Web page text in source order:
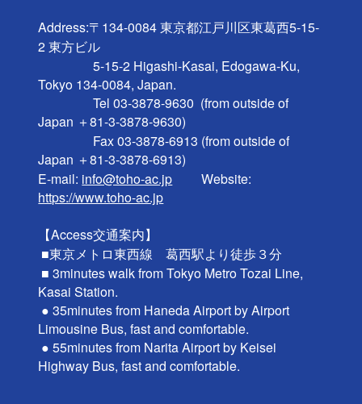
Address:〒134-0084 東京都江戸川区東葛西5-15-
2 東方ビル
                 5-15-2 Higashi-Kasai, Edogawa-Ku,
Tokyo 134-0084, Japan.
                 Tel 03-3878-9630  (from outside of
Japan ＋81-3-3878-9630)
Japan ＋81-3-3878-6913)
E-mail: info@toho-ac.jp
https://www.toho-ac.jp
【Access交通案内】
Kasai Station.
Limousine Bus, fast and comfortable.